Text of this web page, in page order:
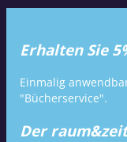
Erhalten Sie
Einmalig
"Bücherservice".
Der